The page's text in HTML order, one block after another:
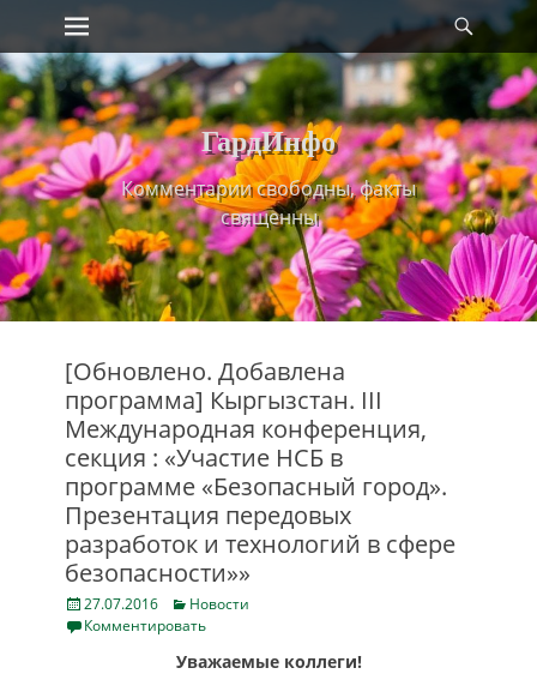
Skip
to
content
Primary Menu
ГардИнфо
Комментарии свободны, факты
священны
[Обновлено. Добавлена
программа] Кыргызстан. III
Международная конференция,
секция : «Участие НСБ в
программе «Безопасный город».
Презентация передовых
разработок и технологий в сфере
безопасности»»
Posted
on
27.07.2016 Categories
Новости
Комментировать
Уважаемые коллеги!